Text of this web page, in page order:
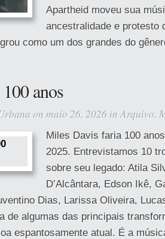
Apartheid moveu sua
ancestralidade e protesto
como um dos grandes do
anos
on maio 26, 2026 inArquivo,
Miles Davis faria 100
2025. Entrevistamos 10
sobre seu legado: Atila
D’Alcântara, Edson Ikê,
Dias, Larissa Oliveira,
de algumas das principais
espantosamente atual. É a